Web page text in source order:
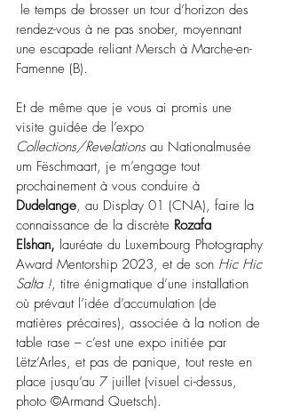
le temps de brosser un tour d’horizon des
rendez-vous à ne pas snober, moyennant
une escapade reliant Mersch à Marche-en-
Famenne (B).
Et de même que je vous ai promis une
visite guidée de l’expo
Collections/Revelations au Nationalmusée
um Fëschmaart, je m’engage tout
prochainement à vous conduire à
Dudelange, au Display 01 (CNA), faire la
connaissance de la discrète Rozafa
Elshan, lauréate du Luxembourg Photography
Award Mentorship 2023, et de son Hic Hic
Salta !, titre énigmatique d’une installation
où prévaut l’idée d’accumulation (de
matières précaires), associée à la notion de
table rase – c’est une expo initiée par
Lëtz’Arles, et pas de panique, tout reste en
place jusqu’au 7 juillet (visuel ci-dessus,
photo ©Armand Quetsch).